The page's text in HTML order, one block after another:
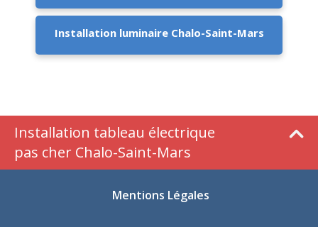
Installation luminaire Chalo-Saint-Mars
Installation tableau électrique
pas cher Chalo-Saint-Mars
Mentions Légales